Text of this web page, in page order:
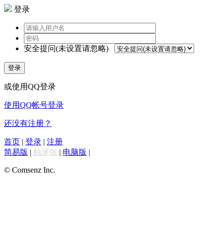
登录
安全提问(未设置请忽略)
登录
或使用QQ登录
使用QQ帐号登录
还没有注册？
首页 | 登录 | 注册
简易版 | 触屏版 | 电脑版 |
© Comsenz Inc.